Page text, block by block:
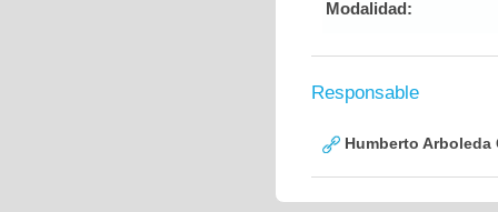
Modalidad:
Responsable
Humberto Arboleda